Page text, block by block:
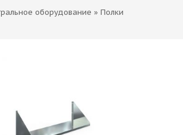
оборудование » Полки